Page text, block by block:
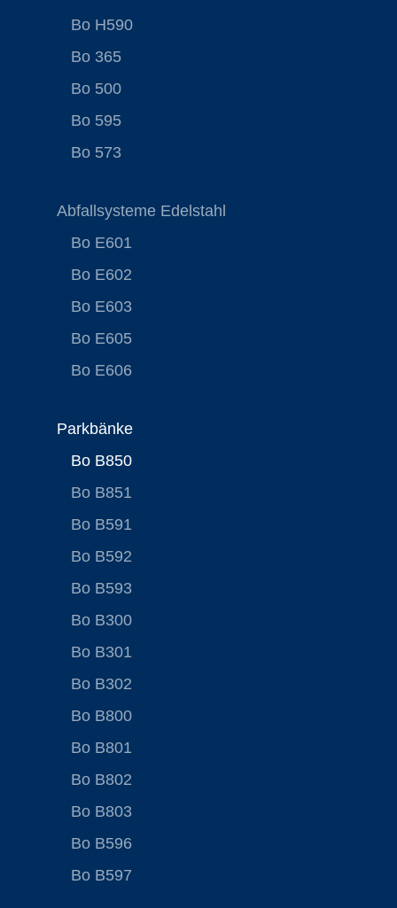
Bo H590
Bo 365
Bo 500
Bo 595
Bo 573
Abfallsysteme Edelstahl
Bo E601
Bo E602
Bo E603
Bo E605
Bo E606
Parkbänke
Bo B850
Bo B851
Bo B591
Bo B592
Bo B593
Bo B300
Bo B301
Bo B302
Bo B800
Bo B801
Bo B802
Bo B803
Bo B596
Bo B597